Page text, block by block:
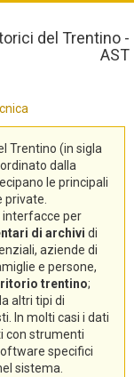
del Trentino -
AST
Trentino (in sigla
dalla
le principali
interfacce per
di archivi di
aziende di
e persone,
trentino;
altri tipi di
In molti casi i dati
con strumenti
specifici
sistema.